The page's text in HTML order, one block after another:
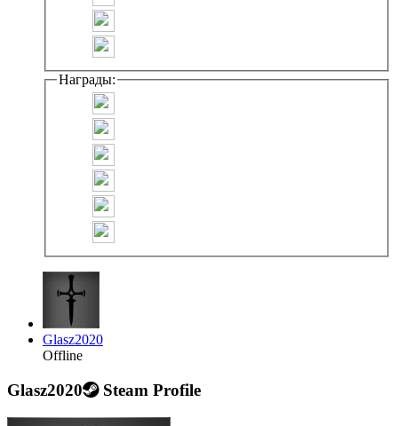
Награды:
Glasz2020
Offline
Glasz2020 Steam Profile